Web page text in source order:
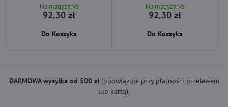
Na magyzynie
92,30 zł
Do Koszyka
Na magyzynie
92,30 zł
Do Koszyka
DARMOWA wysyłka od 500 zł(obowiązuje przy płatności przelewem
lub kartą).